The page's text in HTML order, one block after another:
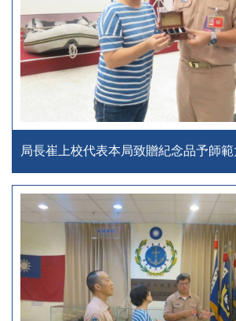
局長崔上校代表本局致贈紀念品予師